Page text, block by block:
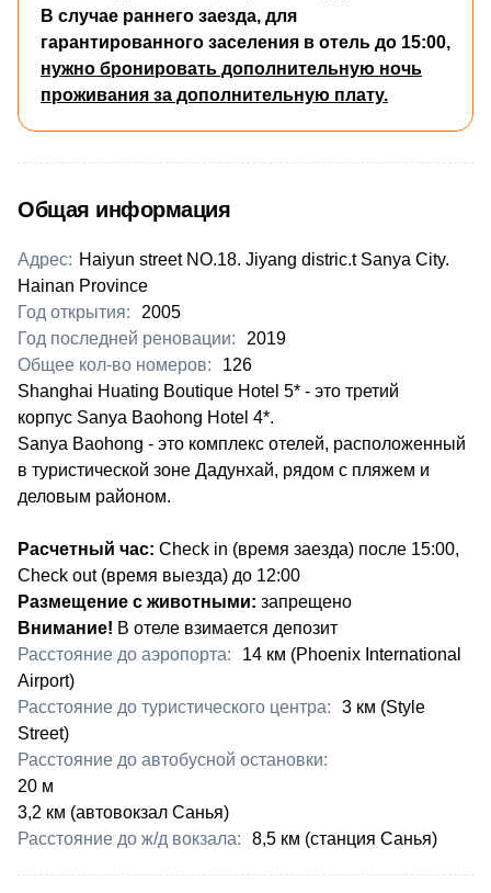
В случае раннего заезда, для
гарантированного заселения в отель до 15:00,
нужно бронировать дополнительную ночь
проживания за дополнительную плату.
Общая информация
Адрес: Haiyun street NO.18. Jiyang distric.t Sanya City.
Hainan Province
Год открытия:
2005
Год последней реновации:
2019
Общее кол-во номеров:
126
Shanghai Huating Boutique Hotel 5* - это третий
корпус Sanya Baohong Hotel 4*.
Sanya Baohong - это комплекс отелей, расположенный
в туристической зоне Дадунхай, рядом с пляжем и
деловым районом.
Расчетный час: Check in (время заезда) после 15:00,
Check out (время выезда) до 12:00
Размещение с животными: запрещено
​​Внимание! В отеле взимается депозит
Расстояние до аэропорта:
​14 км (Phoenix International
Airport)
Расстояние до туристического центра:
​3 км (Style
Street)
Расстояние до автобусной остановки:
​20 м
3,2 км (автовокзал Санья)
Расстояние до ж/д вокзала:
​8,5 км (станция Санья)